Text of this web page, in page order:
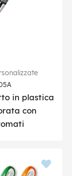
in plastica
con